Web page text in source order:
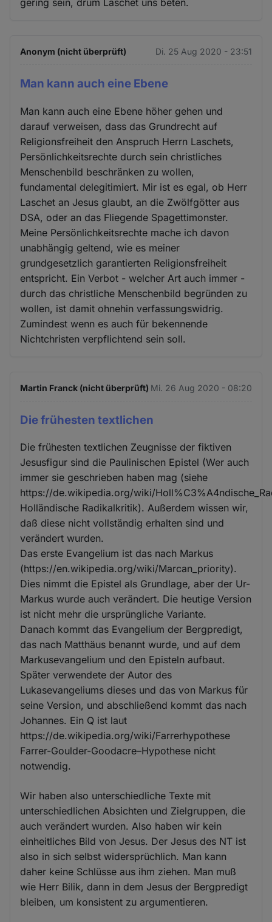
Anonym (nicht überprüft) Di. 25 Aug 2020 - 23:51
Man kann auch eine Ebene
Man kann auch eine Ebene höher gehen und
darauf verweisen, dass das Grundrecht auf
Religionsfreiheit den Anspruch Herrn Laschets,
Persönlichkeitsrechte durch sein christliches
Menschenbild beschränken zu wollen,
fundamental delegitimiert. Mir ist es egal, ob Herr
Laschet an Jesus glaubt, an die Zwölfgötter aus
DSA, oder an das Fliegende Spagettimonster.
Meine Persönlichkeitsrechte mache ich davon
unabhängig geltend, wie es meiner
grundgesetzlich garantierten Religionsfreiheit
entspricht. Ein Verbot - welcher Art auch immer -
durch das christliche Menschenbild begründen zu
wollen, ist damit ohnehin verfassungswidrig.
Zumindest wenn es auch für bekennende
Nichtchristen verpflichtend sein soll.
Martin Franck (nicht überprüft) Mi. 26 Aug 2020 - 08:20
Die frühesten textlichen
Die frühesten textlichen Zeugnisse der fiktiven
Jesusfigur sind die Paulinischen Epistel (Wer auch
immer sie geschrieben haben mag (siehe
https://de.wikipedia.org/wiki/
Holländische Radikalkritik). Außerdem wissen wir,
daß diese nicht vollständig erhalten sind und
verändert wurden.
Das erste Evangelium ist das nach Markus
(https://en.wikipedia.org/wiki/Marcan_priority).
Dies nimmt die Epistel als Grundlage, aber der Ur-
Markus wurde auch verändert. Die heutige Version
ist nicht mehr die ursprüngliche Variante.
Danach kommt das Evangelium der Bergpredigt,
das nach Matthäus benannt wurde, und auf dem
Markusevangelium und den Episteln aufbaut.
Später verwendete der Autor des
Lukasevangeliums dieses und das von Markus für
seine Version, und abschließend kommt das nach
Johannes. Ein Q ist laut
https://de.wikipedia.org/wiki/Farrerhypothese
Farrer-Goulder-Goodacre–Hypothese nicht
notwendig.
Wir haben also unterschiedliche Texte mit
unterschiedlichen Absichten und Zielgruppen, die
auch verändert wurden. Also haben wir kein
einheitliches Bild von Jesus. Der Jesus des NT ist
also in sich selbst widersprüchlich. Man kann
daher keine Schlüsse aus ihm ziehen. Man muß
wie Herr Bilik, dann in dem Jesus der Bergpredigt
bleiben, um konsistent zu argumentieren.